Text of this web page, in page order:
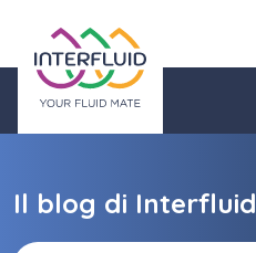
Il blog di Interfluid